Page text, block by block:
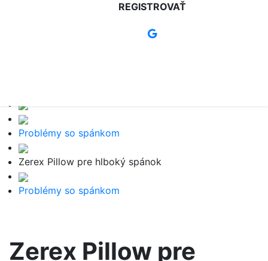
REGISTROVAŤ
Problémy so spánkom
Zerex Pillow pre hlboký spánok
Problémy so spánkom
Zerex Pillow pre